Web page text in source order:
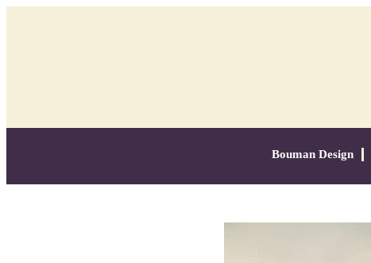
Bouman Design